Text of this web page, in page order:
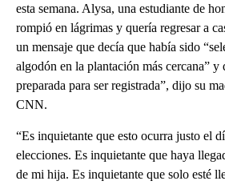
esta semana. Alysa, una estudiante de
rompió en lágrimas y quería regresar a
un mensaje que decía que había sido
algodón en la plantación más cercana” y
preparada para ser registrada”, dijo su
CNN.
“Es inquietante que esto ocurra justo el
elecciones. Es inquietante que haya
de mi hija. Es inquietante que solo esté